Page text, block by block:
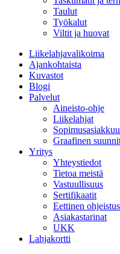
Taulut
Työkalut
Viltit ja huovat
Liikelahjavalikoima
Ajankohtaista
Kuvastot
Blogi
Palvelut
Aineisto-ohje
Liikelahjat
Graafinen
Yritys
Yhteystiedot
Tietoa meistä
Vastuullisuus
Sertifikaatit
Eettinen
Asiakastarinat
UKK
Lahjakortti